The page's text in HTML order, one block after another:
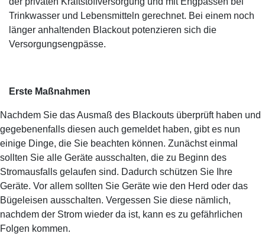
Trinkwasser und Lebensmitteln gerechnet. Bei einem noch
länger anhaltenden Blackout potenzieren sich die
Versorgungsengpässe.
Erste Maßnahmen
Nachdem Sie das Ausmaß des Blackouts überprüft haben und
gegebenenfalls diesen auch gemeldet haben, gibt es nun
einige Dinge, die Sie beachten können. Zunächst einmal
sollten Sie alle Geräte ausschalten, die zu Beginn des
Stromausfalls gelaufen sind. Dadurch schützen Sie Ihre
Geräte. Vor allem sollten Sie Geräte wie den Herd oder das
Bügeleisen ausschalten. Vergessen Sie diese nämlich,
nachdem der Strom wieder da ist, kann es zu gefährlichen
Folgen kommen.